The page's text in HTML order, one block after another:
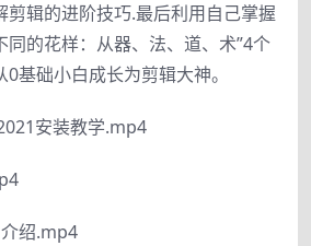
剪辑的进阶技巧.最后利用自己掌握
同的花样：从器、法、道、术”4个
基础小白成长为剪辑大神。
安装教学.mp4
绍.mp4